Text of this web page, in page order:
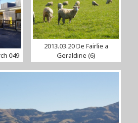
049
2013.03.20 De Fairlie a
Geraldine (6)